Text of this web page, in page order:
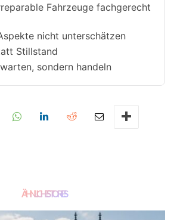
Fahrzeuge fachgerecht
nicht unterschätzen
Stillstand
sondern handeln
ÄHNLICHE STORIES